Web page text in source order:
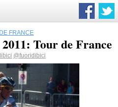
FRANCE
Tour de France
@fuoridibici